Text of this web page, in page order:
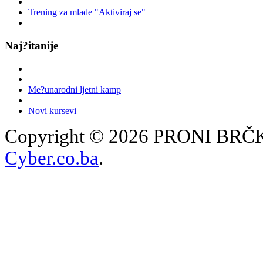
Trening za mlade "Aktiviraj se"
Naj?itanije
Me?unarodni ljetni kamp
Novi kursevi
Copyright © 2026 PRONI
Cyber.co.ba.